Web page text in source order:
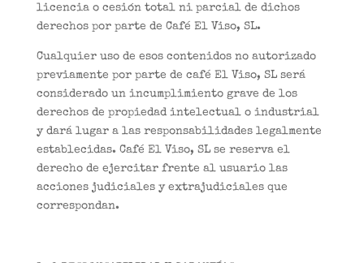
licencia o cesión total ni parcial de dichos
derechos por parte de Café El Viso, SL.
Cualquier uso de esos contenidos no autorizado
previamente por parte de café El Viso, SL será
considerado un incumplimiento grave de los
derechos de propiedad intelectual o industrial
y dará lugar a las responsabilidades legalmente
establecidas. Café El Viso, SL se reserva el
derecho de ejercitar frente al usuario las
acciones judiciales y extrajudiciales que
correspondan.